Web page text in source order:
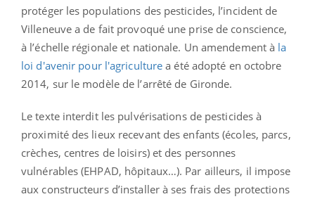
protéger les populations des pesticides, l’incident de
Villeneuve a de fait provoqué une prise de conscience,
à l’échelle régionale et nationale. Un amendement à la
loi d'avenir pour l'agriculture a été adopté en octobre
2014, sur le modèle de l’arrêté de Gironde.
Le texte interdit les pulvérisations de pesticides à
proximité des lieux recevant des enfants (écoles, parcs,
crèches, centres de loisirs) et des personnes
vulnérables (EHPAD, hôpitaux…). Par ailleurs, il impose
aux constructeurs d’installer à ses frais des protections